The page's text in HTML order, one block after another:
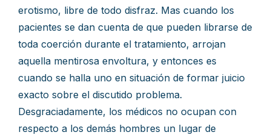
erotismo, libre de todo disfraz. Mas cuando los
pacientes se dan cuenta de que pueden librarse de
toda coerción durante el tratamiento, arrojan
aquella mentirosa envoltura, y entonces es
cuando se halla uno en situación de formar juicio
exacto sobre el discutido problema.
Desgraciadamente, los médicos no ocupan con
respecto a los demás hombres un lugar de